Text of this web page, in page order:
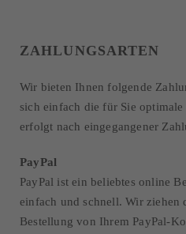
ZAHLUNGSARTEN
Wir bieten Ihnen folgende
sich einfach die für Sie optimale
erfolgt nach eingegangener
PayPal
PayPal ist ein beliebtes online
einfach und schnell. Wir ziehen
Bestellung von Ihrem PayPal-